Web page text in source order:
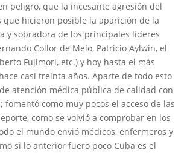
peligro, que la incesante agresión del
hicieron posible la aparición de la
y sobradora de los principales líderes
Collor de Melo, Patricio Aylwin, el
Fujimori, etc.) y hoy hasta el más
casi treinta años. Aparte de todo esto
atención médica pública de calidad con
como muy pocos el acceso de las
como se volvió a comprobar en los
el mundo envió médicos, enfermeros y
si lo anterior fuero poco Cuba es el